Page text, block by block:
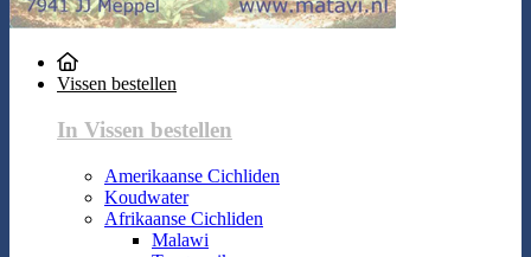
Vissen bestellen
In Vissen bestellen
Amerikaanse Cichliden
Koudwater
Afrikaanse Cichliden
Malawi